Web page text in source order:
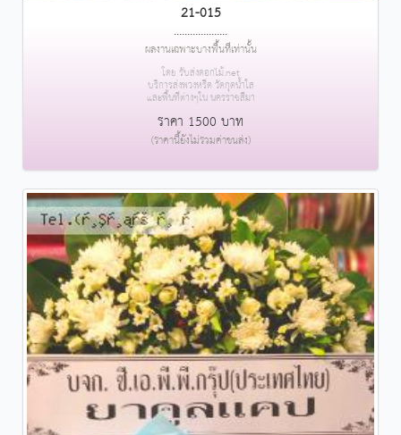
21-015
....................
ผลงานเฉพาะบางพื้นที่เท่านั้น
โดย รับส่งดอกไม้.net
บริการส่งพวงหรีด วัดกุดน้ำใส
และพื้นที่ต่างๆใน นครราชสีมา
ราคา 1500 บาท
(ราคานี้ยังไม่รวมค่าขนส่ง)